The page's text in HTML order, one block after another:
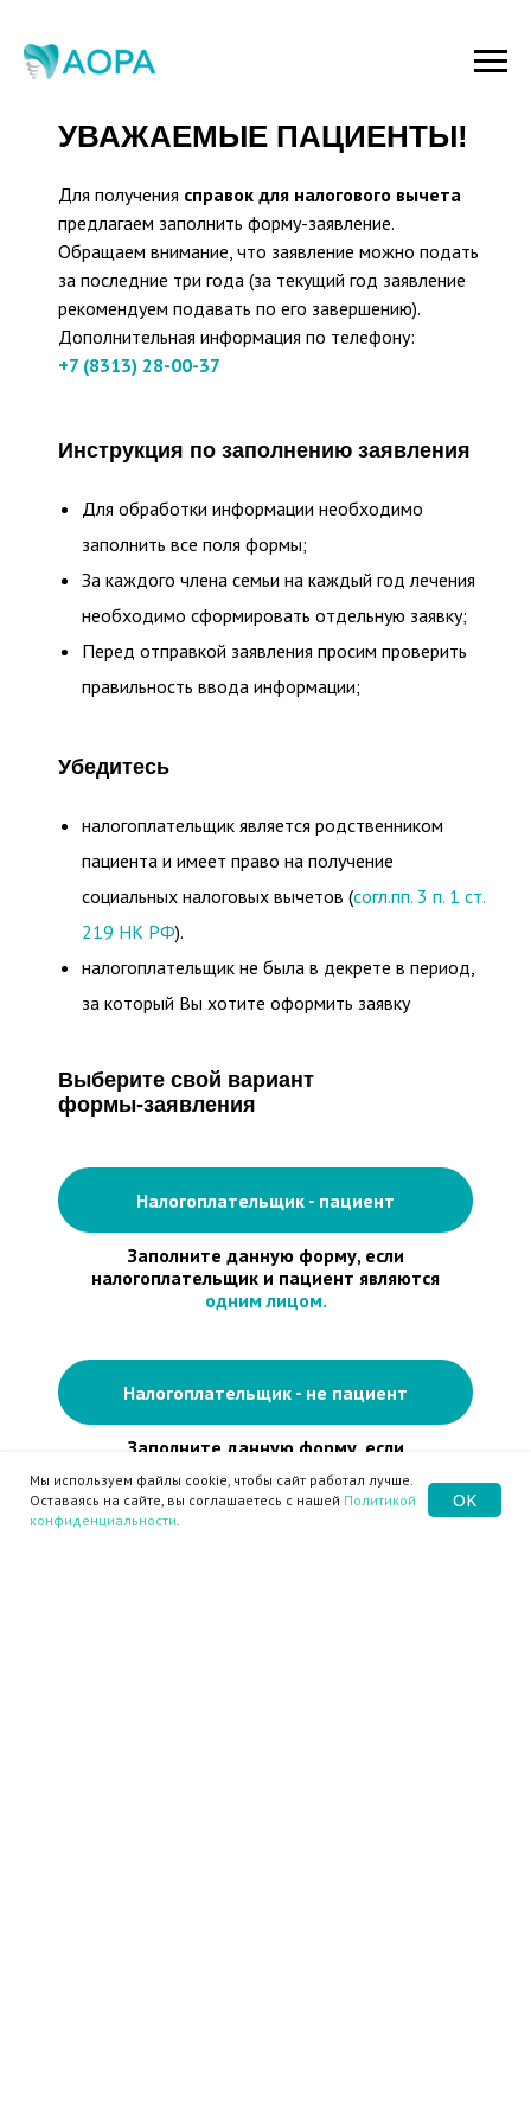
Мы используем файлы cookie, чтобы сайт работал лучше.
Оставаясь на сайте, вы соглашаетесь с нашей Политикой
конфиденциальности.
OK
Выберите свой вариант
формы-заявления
Убедитесь
Инструкция по заполнению заявления
УВАЖАЕМЫЕ ПАЦИЕНТЫ!
налогоплательщик является родственником
пациента и имеет право на получение
социальных налоговых вычетов (согл.пп. 3 п. 1 ст.
219 НК РФ).
налогоплательщик не была в декрете в период,
за который Вы хотите оформить заявку
Для обработки информации необходимо
заполнить все поля формы;
За каждого члена семьи на каждый год лечения
необходимо сформировать отдельную заявку;
Перед отправкой заявления просим проверить
правильность ввода информации;
Для получения справок для налогового вычета
предлагаем заполнить форму-заявление.
Обращаем внимание, что заявление можно подать
за последние три года (за текущий год заявление
рекомендуем подавать по его завершению).
Дополнительная информация по телефону:
+7 (8313) 28-00-37
Заполните данную форму, если
налогоплательщик и пациент являются
разными лицами.
Налогоплательщик - не пациент
Заполните данную форму, если
налогоплательщик и пациент являются
одним лицом.
Налогоплательщик - пациент
+7 (8313) 28-00-